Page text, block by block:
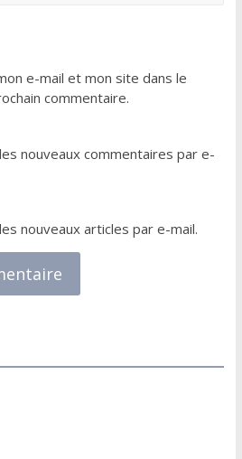
e-mail et mon site dans le
commentaire.
nouveaux commentaires par e-
nouveaux articles par e-mail.